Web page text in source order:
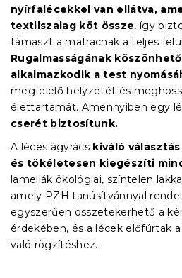
nyírfalécekkel van ellátva,
textilszalag köt össze, így
támaszt a matracnak a teljes
Rugalmasságának
alkalmazkodik a test
megfelelő helyzetét és
élettartamát. Amennyiben egy
cserét biztosítunk.
A léces ágyrács kiváló
és tökéletesen kiegészíti
lamellák ökológiai, színtelen
amely PZH tanúsítvánnyal
egyszerűen összetekerhető a
érdekében, és a lécek előfúrtak
való rögzítéshez.